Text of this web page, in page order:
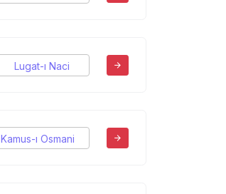
Lugat-ı Naci
Kamus-ı Osmani